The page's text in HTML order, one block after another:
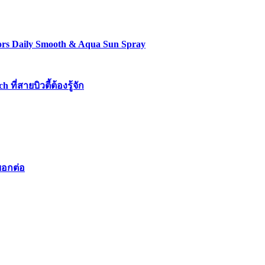
Daily Smooth & Aqua Sun Spray
ที่สายบิวตี้ต้องรู้จัก
อกต่อ